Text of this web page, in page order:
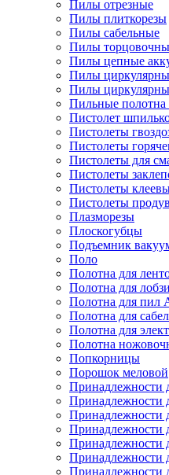
Пилы отрезные
Пилы плиткорезы
Пилы сабельные
Пилы
Пилы цепные
Пилы
Пилы
Пильные
Пистолет
Пистолеты
Пистолеты
Пистолеты для
Пистолеты
Пистолеты
Пистолеты
Плазморезы
Плоскогубцы
Подъемник
Поло
Полотна для
Полотна для
Полотна для пил
Полотна для
Полотна для
Полотна
Попкорницы
Порошок меловой
Принадлежности
Принадлежности
Принадлежности
Принадлежности
Принадлежности
Принадлежности
Принадлежности